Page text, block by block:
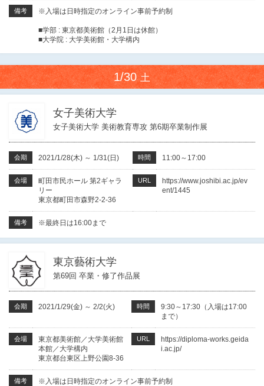
備考 ※入場は日時指定のオンライン事前予約制
■学部 : 東京都美術館（2月1日は休館）
■大学院 : 大学美術館・大学構内
1/30土
女子美術大学
女子美術大学 美術教育専攻 第6期卒業制作展
会期 2021/1/28(木) ～ 1/31(日) 時間 11:00～17:00
会場
町田市民ホール 第2ギャラ
リー
東京都町田市森野2-2-36
URL
https://www.joshibi.ac.jp/ev
ent/1445
備考 ※最終日は16:00まで
東京藝術大学
第69回 卒業・修了作品展
会期 2021/1/29(金) ～ 2/2(火) 時間
9:30～17:30（入場は17:00
まで）
会場
東京都美術館／大学美術館
本館／大学構内
東京都台東区上野公園8-36
URL
https://diploma-works.geida
i.ac.jp/
備考 ※入場は日時指定のオンライン事前予約制